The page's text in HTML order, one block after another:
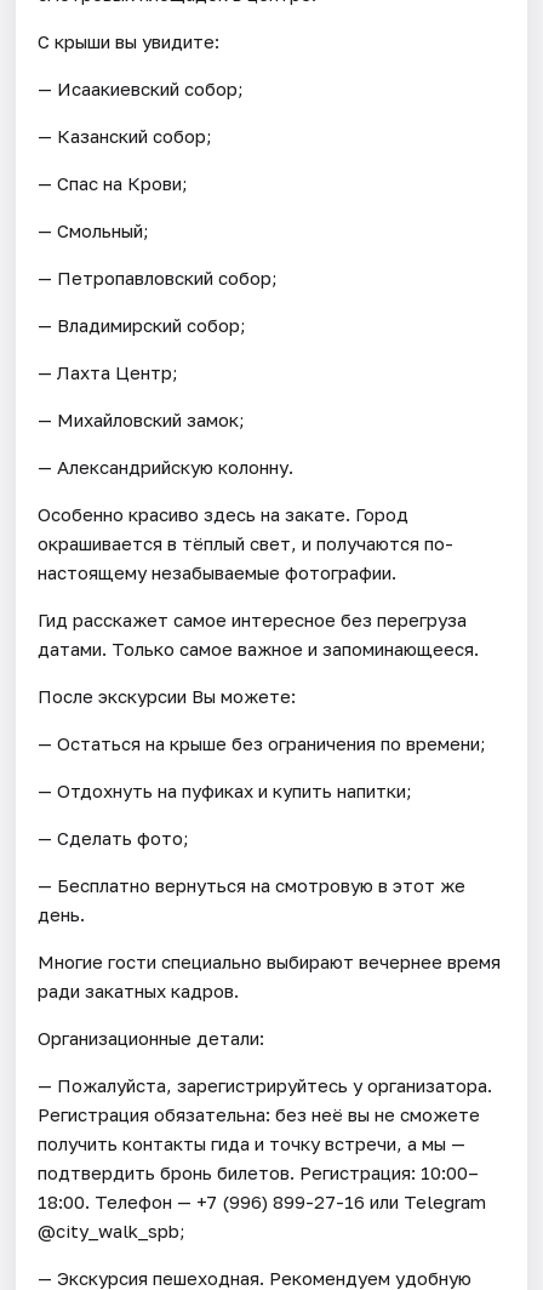
С крыши вы увидите:
— Исаакиевский собор;
— Казанский собор;
— Спас на Крови;
— Смольный;
— Петропавловский собор;
— Владимирский собор;
— Лахта Центр;
— Михайловский замок;
— Александрийскую колонну.
Особенно красиво здесь на закате. Город
окрашивается в тёплый свет, и получаются по-
настоящему незабываемые фотографии.
Гид расскажет самое интересное без перегруза
датами. Только самое важное и запоминающееся.
После экскурсии Вы можете:
— Остаться на крыше без ограничения по времени;
— Отдохнуть на пуфиках и купить напитки;
— Сделать фото;
— Бесплатно вернуться на смотровую в этот же
день.
Многие гости специально выбирают вечернее время
ради закатных кадров.
Организационные детали:
— Пожалуйста, зарегистрируйтесь у организатора.
Регистрация обязательна: без неё вы не сможете
получить контакты гида и точку встречи, а мы —
подтвердить бронь билетов. Регистрация: 10:00–
18:00. Телефон — +7 (996) 899-27-16 или Telegram
@city_walk_spb;
— Экскурсия пешеходная. Рекомендуем удобную